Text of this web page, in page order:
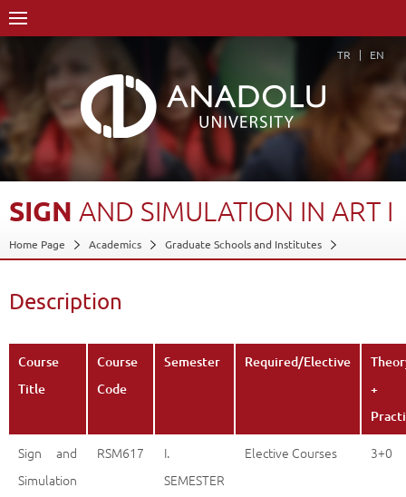
TR EN
SIGN AND SIMULATION IN ART I
Home Page Academics
Graduate Schools and Institutes
Course Structure Diagram with Credits
Description
Course
Title
Course
Code
Semester Required/Elective
+
Sign and
Simulation
RSM617
I.
SEMESTER
Elective Courses 3+0